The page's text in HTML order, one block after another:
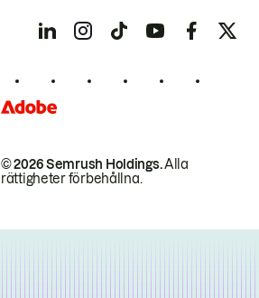
© 2026 Semrush Holdings.Alla
rättigheter förbehållna.